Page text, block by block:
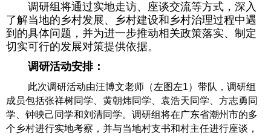
调研组将通过实地走访、座谈交流等方式，深入
了解当地的乡村发展、乡村建设和乡村治理过程中遇
到的具体问题，并为进一步推动相关政策落实、制定
切实可行的发展对策提供依据。
调研活动安排：
此次调研活动由汪博文老师（左图左1）带队，调研组
成员包括张祥树同学、黄朝炜同学、袁浩天同学、方志勇同
学、钟映己同学和刘清同学。调研组将在广东省潮州市的多
个乡村进行实地考察，并与当地村支书和村主任进行座谈，